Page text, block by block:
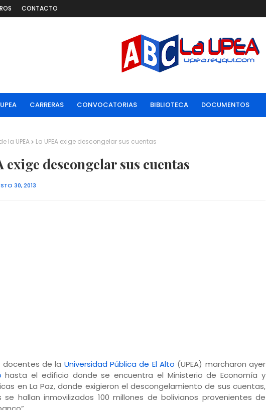
CONTACTO
CARRERAS CONVOCATORIAS BIBLIOTECA DOCUMENTOS
la UPEA La UPEA exige descongelar sus cuentas
exige descongelar sus cuentas
30, 2013
docentes de la Universidad Pública de El Alto (UPEA) marcharon ayer
hasta el edificio donde se encuentra el Ministerio de Economía y
en La Paz, donde exigieron el descongelamiento de sus cuentas,
se hallan inmovilizados 100 millones de bolivianos provenientes de